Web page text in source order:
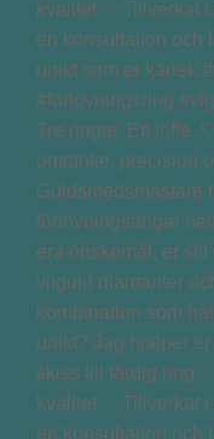
Tre ringar. Ett löfte.
omtanke, precision
Guldsmedsmästare
förlovningsringar
era önskemål, er
vitguld diamanter
kombination som
unikt? Jag hjälper
skiss till färdig
kvalitet ✨ Tillverkat
en konsultation och